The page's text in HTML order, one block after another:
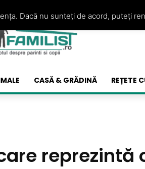
CASĂ & GRĂDINĂ REȚETE
reprezintă
Dacă nu sunteți de acord, puteți